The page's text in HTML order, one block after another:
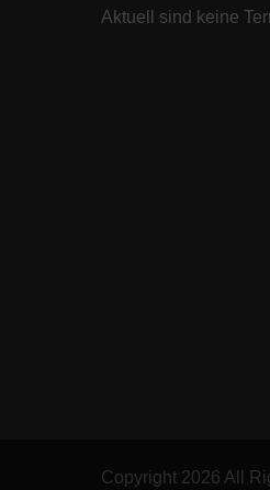
Aktuell sind keine
Copyright 2026 All